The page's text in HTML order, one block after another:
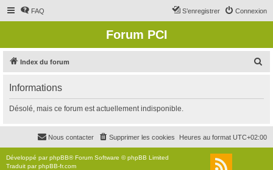
FAQ Connexion
S’enregistrer
Forum PCI
Index du forum
r
c
Informations
Désolé, mais ce forum est actuellement indisponible.
Heures au format UTC+02:00
Supprimer les cookies
Nous contacter
Développé parphpBB® Forum Software © phpBB Limited
Traduit parphpBB-fr.com